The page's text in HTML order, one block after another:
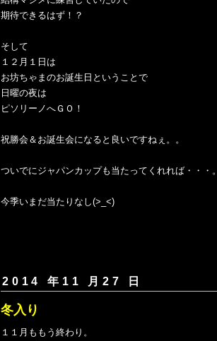
期待できるはず！？
そして
１２月１日は
お坊ちゃまのお誕生日ということで
日曜の夜は
ピソリーノへＧＯ！
祝勝会＆お誕生会になると良いですねぇ。。
ついでにジャパンカップも当たってくれれば・・・。
今季いまだ当たりなし(>_<)
2014 年11 月27 日
冬入り
１１月ももう終わり。